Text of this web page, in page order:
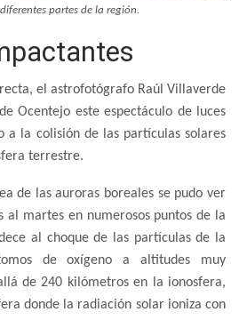
partes de la región.
el astrofotógrafo Raúl Villaverde
Ocentejo este espectáculo de luces
a la colisión de las partículas solares
terrestre.
de las auroras boreales se pudo ver
al martes en numerosos puntos de la
al choque de las partículas de la
de oxígeno a altitudes muy
de 240 kilómetros en la ionosfera,
donde la radiación solar ioniza con